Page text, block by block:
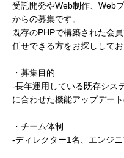
受託開発やWeb制作、Web
からの募集です。
既存のPHPで構築された会
任せできる方をお探ししてお
・募集目的
-長年運用している既存シス
に合わせた機能アップデー
・チーム体制
-ディレクター1名、エンジ